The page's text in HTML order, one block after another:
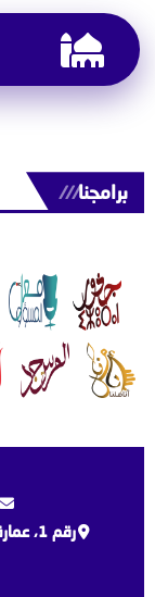
برامجنا///
رقم 1، عمارة دادس رقم د3، شارع مولاي رشيد ورزازات